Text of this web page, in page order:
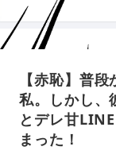
【赤恥】普
私。しかし、
とデレ甘
まった！